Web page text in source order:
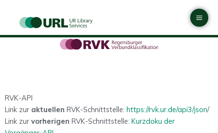
springen
RVK-API
Link zur aktuellen RVK-Schnittstelle: https://rvk.ur.de/api3/json/
Link zur vorherigen RVK-Schnittstelle: Kurzdoku der